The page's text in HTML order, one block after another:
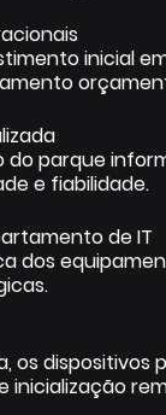
inicial
parque
e fiabilidade.
de IT
dos
os
inicialização